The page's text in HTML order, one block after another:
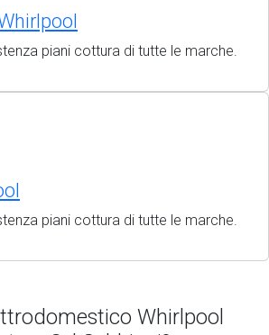
piani cottura di tutte le marche.
piani cottura di tutte le marche.
Whirlpool